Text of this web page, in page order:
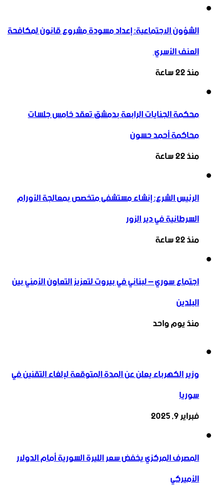
الشؤون الاجتماعية: إعداد مسودة مشروع قانون لمكافحة
العنف الأسري ‏
منذ 22 ساعة
محكمة الجنايات الرابعة بدمشق تعقد خامس جلسات
محاكمة أحمد حسون
منذ 22 ساعة
الرئيس الشرع: إنشاء ‌‏مستشفى متخصص بمعالجة الأورام
السرطانية في دير الزور
منذ 22 ساعة
اجتماع سوري – لبناني في بيروت لتعزيز التعاون ‏الأمني ‏بين
البلدين
منذ يوم واحد
وزير الكهرباء يعلن عن المدة المتوقعة لإلغاء التقنين في
سوريا
فبراير 9, 2025
المصرف المركزي يخفض سعر الليرة السورية أمام الدولار
الأميركي